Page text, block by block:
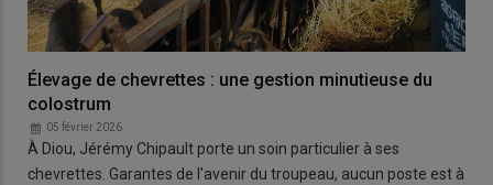
Élevage de chevrettes : une gestion minutieuse du
colostrum
05 février 2026
À Diou, Jérémy Chipault porte un soin particulier à ses
chevrettes. Garantes de l'avenir du troupeau, aucun poste est à